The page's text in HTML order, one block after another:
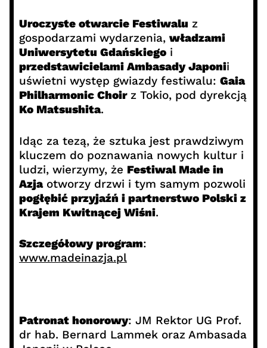
Uroczyste otwarcie Festiwalu z
gospodarzami wydarzenia, władzami
Uniwersytetu Gdańskiegoi
przedstawicielami Ambasady Japonii
uświetni występ gwiazdy festiwalu: Gaia
Philharmonic Choirz Tokio, pod dyrekcją
Ko Matsushita.
Idąc za tezą, że sztuka jest prawdziwym
kluczem do poznawania nowych kultur i
ludzi, wierzymy, że Festiwal Made in
Azjaotworzy drzwi i tym samym pozwoli
pogłębić przyjaźń i partnerstwo Polski z
Krajem Kwitnącej Wiśni.
Szczegółowy program:
www.madeinazja.pl
Patronat honorowy: JM Rektor UG Prof.
dr hab. Bernard Lammek oraz Ambasada